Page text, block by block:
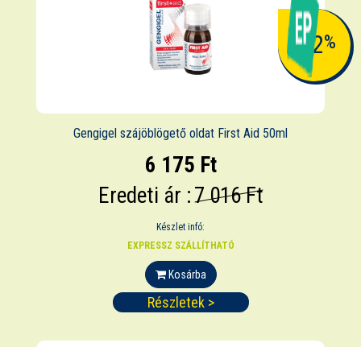
-12%
Gengigel szájöblögető oldat First Aid 50ml
6 175 Ft
Eredeti ár :7 016 Ft
Készlet infó:
EXPRESSZ SZÁLLÍTHATÓ
Kosárba
Részletek >